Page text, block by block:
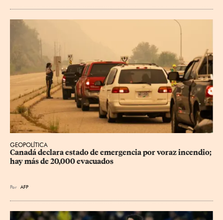
GEOPOLÍTICA
Canadá declara estado de emergencia por voraz incendio;
hay más de 20,000 evacuados
Por AFP